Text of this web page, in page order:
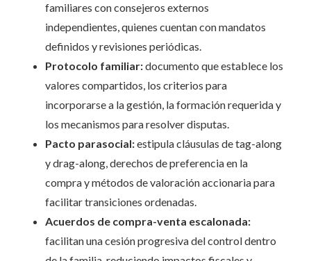
familiares con consejeros externos
independientes, quienes cuentan con mandatos
definidos y revisiones periódicas.
Protocolo familiar:documento que establece los
valores compartidos, los criterios para
incorporarse a la gestión, la formación requerida y
los mecanismos para resolver disputas.
Pacto parasocial:estipula cláusulas de tag-along
y drag-along, derechos de preferencia en la
compra y métodos de valoración accionaria para
facilitar transiciones ordenadas.
Acuerdos de compra-venta escalonada:
facilitan una cesión progresiva del control dentro